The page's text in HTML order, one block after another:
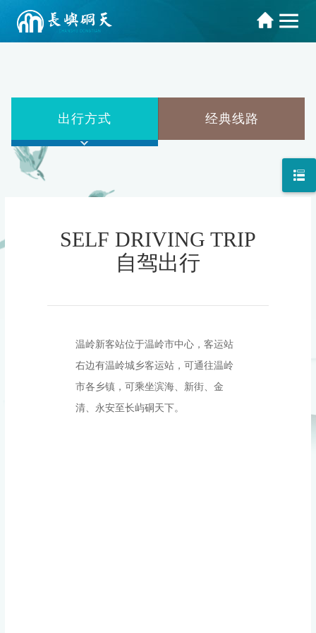
出行方式 经典线路
SELF DRIVING TRIP
自驾出行
温岭新客站位于温岭市中心，客运站
右边有温岭城乡客运站，可通往温岭
市各乡镇，可乘坐滨海、新街、金
清、永安至长屿硐天下。